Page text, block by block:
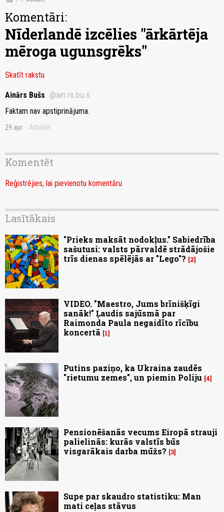
Komentāri:
Nīderlandē izcēlies "ārkārtēja
mēroga ugunsgrēks"
Skatīt rakstu
Ainārs Bušs @ain.rs.bu.s
Faktam nav apstiprinājuma.
29.apr Atbildēt
Komentēt
Reģistrējies, lai pievienotu komentāru
Lasītākais
"Prieks maksāt nodokļus." Sabiedrība
sašutusi: valsts pārvaldē strādājošie
trīs dienas spēlējās ar "Lego"?
2
VIDEO. "Maestro, Jums brīnišķīgi
sanāk!" Ļaudis sajūsmā par
Raimonda Paula negaidīto rīcību
koncertā
1
Putins paziņo, ka Ukraina zaudēs
"rietumu zemes", un piemin Poliju 4
Pensionēšanās vecums Eiropā strauji
palielinās: kurās valstīs būs
visgarākais darba mūžs? 3
Supe par skaudro statistiku: Man
mati ceļas stāvus